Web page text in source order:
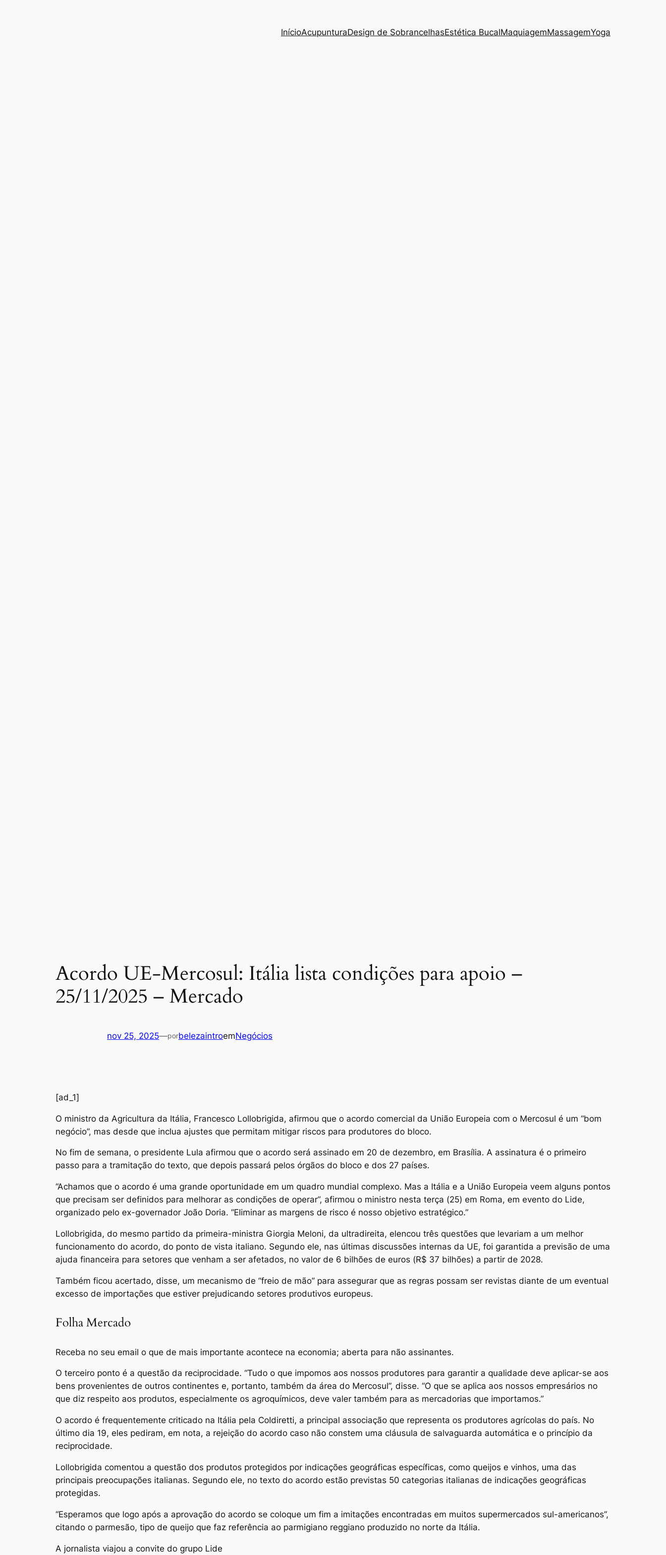
InícioAcupunturaDesign de SobrancelhasEstética BucalMaquiagemMassagemYoga
Acordo UE-Mercosul: Itália lista condições para apoio –
25/11/2025 – Mercado
nov 25, 2025—porbelezaintroemNegócios
[ad_1]
O ministro da Agricultura da Itália, Francesco Lollobrigida, afirmou que o acordo comercial da União Europeia com o Mercosul é um “bom
negócio”, mas desde que inclua ajustes que permitam mitigar riscos para produtores do bloco.
No fim de semana, o presidente Lula afirmou que o acordo será assinado em 20 de dezembro, em Brasília. A assinatura é o primeiro
passo para a tramitação do texto, que depois passará pelos órgãos do bloco e dos 27 países.
“Achamos que o acordo é uma grande oportunidade em um quadro mundial complexo. Mas a Itália e a União Europeia veem alguns pontos
que precisam ser definidos para melhorar as condições de operar”, afirmou o ministro nesta terça (25) em Roma, em evento do Lide,
organizado pelo ex-governador João Doria. “Eliminar as margens de risco é nosso objetivo estratégico.”
Lollobrigida, do mesmo partido da primeira-ministra Giorgia Meloni, da ultradireita, elencou três questões que levariam a um melhor
funcionamento do acordo, do ponto de vista italiano. Segundo ele, nas últimas discussões internas da UE, foi garantida a previsão de uma
ajuda financeira para setores que venham a ser afetados, no valor de 6 bilhões de euros (R$ 37 bilhões) a partir de 2028.
Também ficou acertado, disse, um mecanismo de “freio de mão” para assegurar que as regras possam ser revistas diante de um eventual
excesso de importações que estiver prejudicando setores produtivos europeus.
Folha Mercado
Receba no seu email o que de mais importante acontece na economia; aberta para não assinantes.
O terceiro ponto é a questão da reciprocidade. “Tudo o que impomos aos nossos produtores para garantir a qualidade deve aplicar-se aos
bens provenientes de outros continentes e, portanto, também da área do Mercosul”, disse. “O que se aplica aos nossos empresários no
que diz respeito aos produtos, especialmente os agroquímicos, deve valer também para as mercadorias que importamos.”
O acordo é frequentemente criticado na Itália pela Coldiretti, a principal associação que representa os produtores agrícolas do país. No
último dia 19, eles pediram, em nota, a rejeição do acordo caso não constem uma cláusula de salvaguarda automática e o princípio da
reciprocidade.
Lollobrigida comentou a questão dos produtos protegidos por indicações geográficas específicas, como queijos e vinhos, uma das
principais preocupações italianas. Segundo ele, no texto do acordo estão previstas 50 categorias italianas de indicações geográficas
protegidas.
“Esperamos que logo após a aprovação do acordo se coloque um fim a imitações encontradas em muitos supermercados sul-americanos”,
citando o parmesão, tipo de queijo que faz referência ao parmigiano reggiano produzido no norte da Itália.
A jornalista viajou a convite do grupo Lide